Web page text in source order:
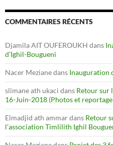
COMMENTAIRES RÉCENTS
Djamila AIT OUFEROUKH dans
d’Ighil-Bougueni
Nacer Mezianedans Inauguration
slimane ath ukaci dans Retour sur
16-Juin-2018 (Photos et
Elmadjid ath ammardans Retour
l’association Timlilith Ighil